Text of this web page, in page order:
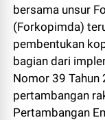
bersama unsur
(Forkopimda)
pembentukan
bagian dari
Nomor 39 Tahun
pertambangan
Pertambangan